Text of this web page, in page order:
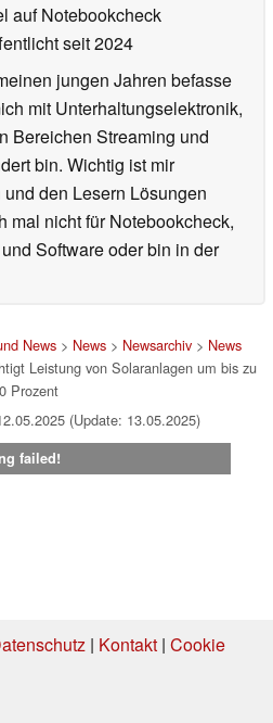
auf Notebookcheck
seit 2024
jungen Jahren befasse
mit Unterhaltungselektronik,
Bereichen Streaming und
bin. Wichtig ist mir
den Lesern Lösungen
mal nicht für Notebookcheck,
Software oder bin in der
News> News> Newsarchiv> News
Leistung von Solaranlagen um bis zu
Prozent
(Update: 13.05.2025)
failed!
| Kontakt| Cookie